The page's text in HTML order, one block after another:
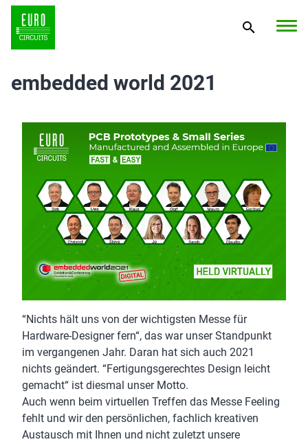
embedded world 2021
“Nichts hält uns von der wichtigsten Messe für
Hardware-Designer fern“, das war unser Standpunkt
im vergangenen Jahr. Daran hat sich auch 2021
nichts geändert. “Fertigungsgerechtes Design leicht
gemacht“ ist diesmal unser Motto.
Auch wenn beim virtuellen Treffen das Messe Feeling
fehlt und wir den persönlichen, fachlich kreativen
Austausch mit Ihnen und nicht zuletzt unsere